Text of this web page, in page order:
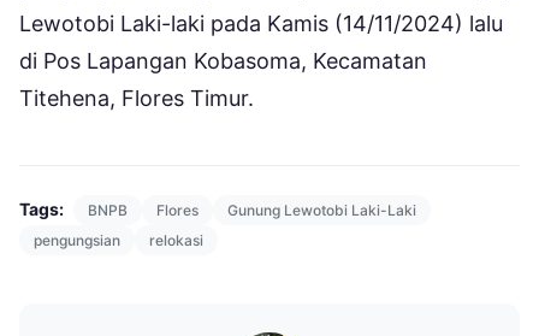
Lewotobi Laki-laki pada Kamis (14/11/2024) lalu
di Pos Lapangan Kobasoma, Kecamatan
Titehena, Flores Timur.
Tags: BNPB Flores
Gunung Lewotobi Laki-Laki
pengungsian
relokasi